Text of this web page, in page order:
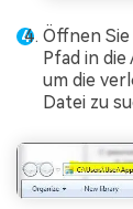
Öffnen
Pfad in
um die
Datei zu